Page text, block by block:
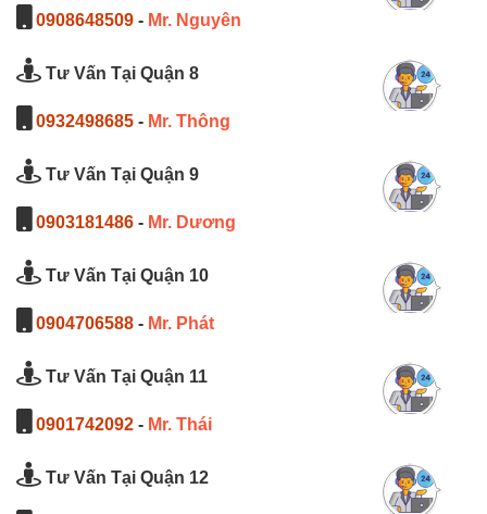
0908648509 - Mr. Nguyên
Tư Vấn Tại Quận 8
0932498685 - Mr. Thông
Tư Vấn Tại Quận 9
0903181486 - Mr. Dương
Tư Vấn Tại Quận 10
0904706588 - Mr. Phát
Tư Vấn Tại Quận 11
0901742092 - Mr. Thái
Tư Vấn Tại Quận 12